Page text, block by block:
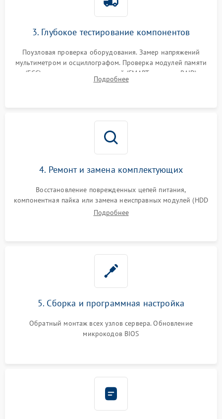
3. Глубокое тестирование компонентов
Поузловая проверка оборудования. Замер напряжений
мультиметром и осциллографом. Проверка модулей памяти
(ECC) и состояния накопителей (SMART, массивы RAID)
специализированными диагностическими утилитами.
Подробнее
4. Ремонт и замена комплектующих
Восстановление поврежденных цепей питания,
компонентная пайка или замена неисправных модулей (HDD
Подробнее
5. Сборка и программная настройка
Обратный монтаж всех узлов сервера. Обновление
микрокодов BIOS